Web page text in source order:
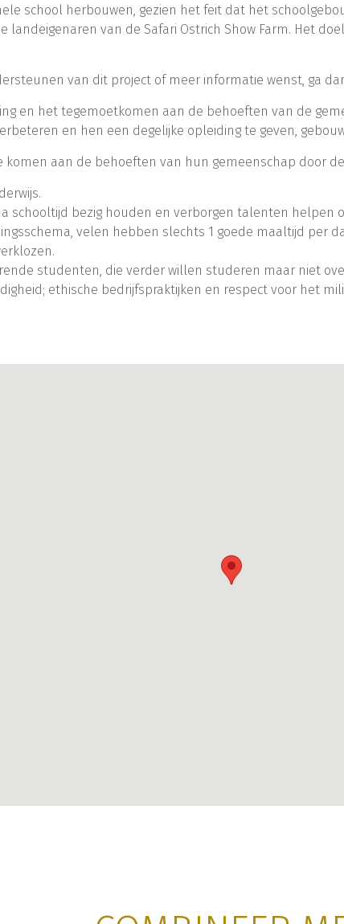
school herbouwen, gezien het feit dat het
landeigenaren van de Safari Ostrich Show Farm. Het
van dit project of meer informatie wenst, ga
en het tegemoetkomen aan de behoeften van de
en hen een degelijke opleiding te geven,
aan de behoeften van hun gemeenschap door
schooltijd bezig houden en verborgen talenten helpen
velen hebben slechts 1 goede maaltijd per
studenten, die verder willen studeren maar niet
ethische bedrijfspraktijken en respect voor het